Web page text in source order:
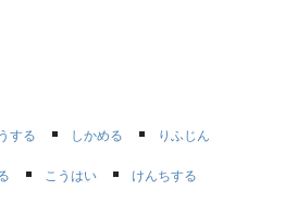
する しかめる
りふじん
こうはい
けんちする